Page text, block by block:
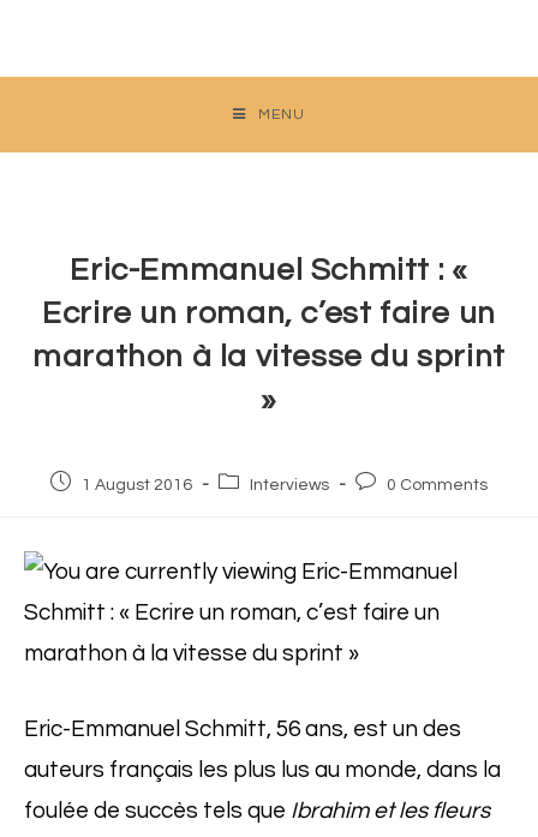
content
MENU
Eric-Emmanuel Schmitt : «
Ecrire un roman, c’est faire un
marathon à la vitesse du sprint
»
Post 1 August 2016
Post Interviews
Post 0 Comments
Eric-Emmanuel Schmitt, 56 ans, est un des
auteurs français les plus lus au monde, dans la
foulée de succès tels que Ibrahim et les fleurs